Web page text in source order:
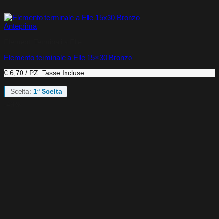
Anteprima
Elemento terminale a Elle 15×30 Bronzo
€ 6,70 / PZ. Tasse Incluse
Scelta: 1ª Scelta